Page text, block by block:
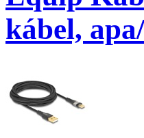
kábel,